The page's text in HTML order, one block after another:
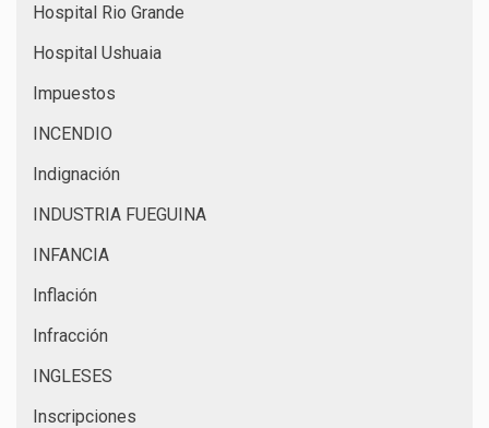
Hospital Rio Grande
Hospital Ushuaia
Impuestos
INCENDIO
Indignación
INDUSTRIA FUEGUINA
INFANCIA
Inflación
Infracción
INGLESES
Inscripciones